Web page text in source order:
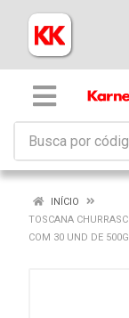
INÍCIO
TOSCANA
COM 30 UND DE 500G